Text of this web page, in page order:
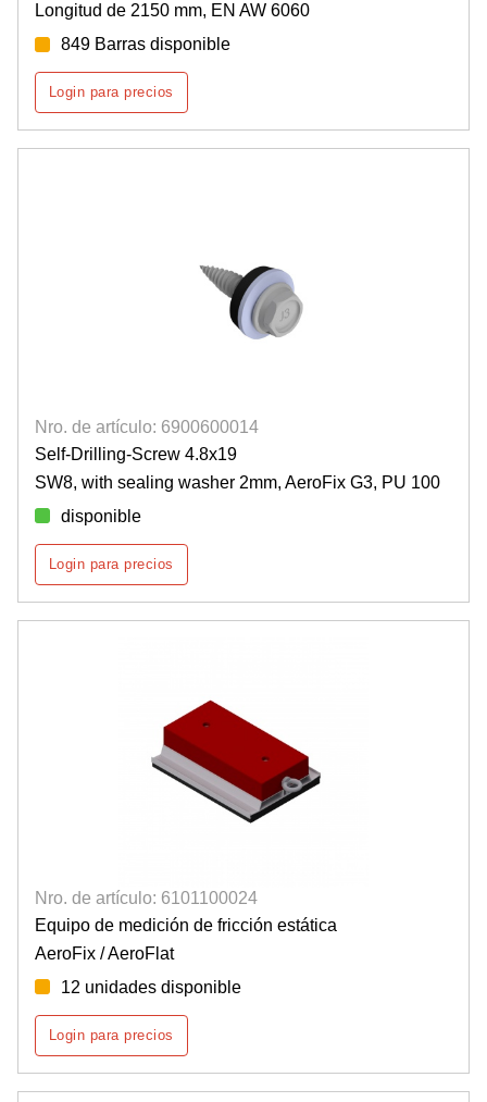
Longitud de 2150 mm, EN AW 6060
849 Barras disponible
Login para precios
Nro. de artículo: 6900600014
Self-Drilling-Screw 4.8x19
SW8, with sealing washer 2mm, AeroFix G3, PU 100
disponible
Login para precios
Nro. de artículo: 6101100024
Equipo de medición de fricción estática
AeroFix / AeroFlat
12 unidades disponible
Login para precios